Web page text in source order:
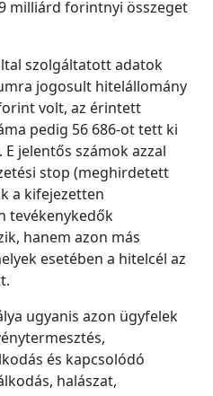
milliárd forintnyi összeget
szolgáltatott adatok
jogosult hitelállomány
volt, az érintett
pedig 56 686-ot tett ki
jelentős számok azzal
stop (meghirdetett
a kifejezetten
tevékenykedők
hanem azon más
esetében a hitelcél az
ugyanis azon ügyfelek
és kapcsolódó
halászat,